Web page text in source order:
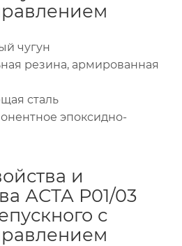
чугун
резина, армированная
сталь
эпоксидно-
и
АСТА Р01/03
с